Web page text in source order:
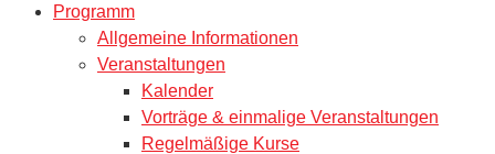
Programm
Allgemeine Informationen
Veranstaltungen
Kalender
Vorträge & einmalige Veranstaltungen
Regelmäßige Kurse